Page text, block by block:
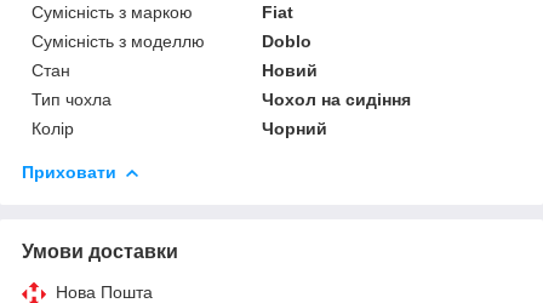
Сумісність з маркою
Fiat
Сумісність з моделлю
Doblo
Стан
Новий
Тип чохла
Чохол на сидіння
Колір
Чорний
Приховати
Умови доставки
Нова Пошта